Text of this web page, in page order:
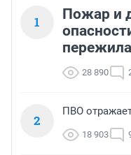
1
Пожар и
28 890
2
ПВО
18 903